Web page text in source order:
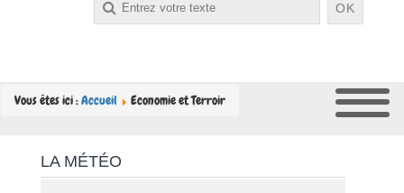
OK
Vous êtes ici :Accueil Economie et Terroir
LA MÉTÉO